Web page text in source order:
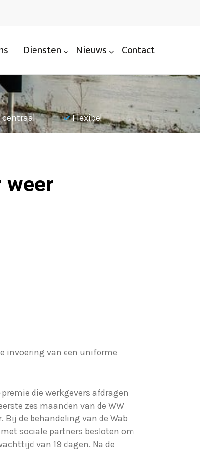
Diensten Nieuws Contact
centraal Flexibel
weer
invoering van een uniforme
die werkgevers afdragen
zes maanden van de WW
de behandeling van de Wab
sociale partners besloten om
van 19 dagen. Na de